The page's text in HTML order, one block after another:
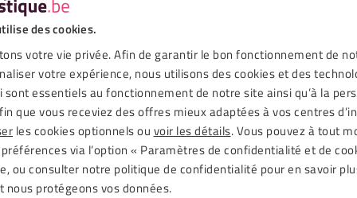
des cookies.
votre vie privée. Afin de garantir le bon fonctionnement de
votre expérience, nous utilisons des cookies et des
sont essentiels au fonctionnement de notre site ainsi qu’à la
que vous receviez des offres mieux adaptées à vos centres
les cookies optionnels ou voir les détails. Vous pouvez à tout
via l’option « Paramètres de confidentialité et de
ou consulter notre politique de confidentialité pour en savoir
nous protégeons vos données.
techniques Téléchargements
Signal blanc (indication RAL : RAL9003)
Lisse, Mat au verso, Mat sur le devant, Revêtement